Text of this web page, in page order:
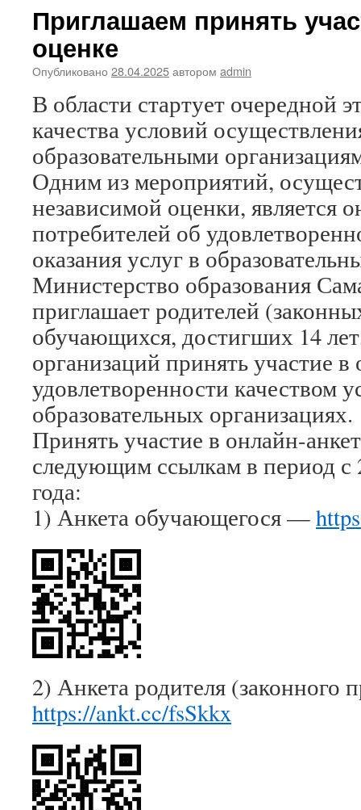
Приглашаем принять
оценке
Опубликовано 28.04.2025автором admin
В области стартует очередной
качества условий
образовательными
Одним из мероприятий,
независимой оценки, является
потребителей об
оказания услуг в
Министерство образования
приглашает родителей
обучающихся, достигших 14
организаций принять участие
удовлетворенности качеством
образовательных организациях.
Принять участие в онлайн-
следующим ссылкам в период с
года:
1) Анкета обучающегося —
2) Анкета родителя (законного
https://ankt.cc/fsSkkx